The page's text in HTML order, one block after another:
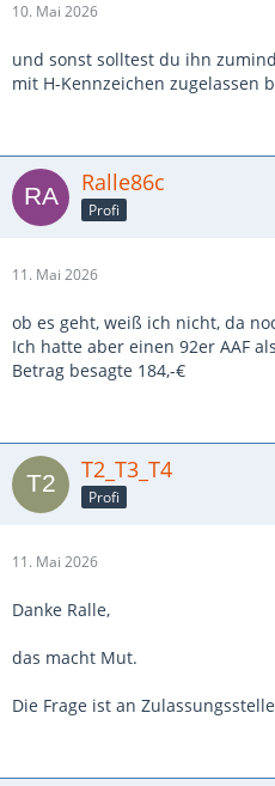
10. Mai 2026
und sonst solltest du ihn
mit H-Kennzeichen zugelassen
Ralle86c
Profi
11. Mai 2026
ob es geht, weiß ich nicht, da
Ich hatte aber einen 92er AAF
Betrag besagte 184,-€
T2_T3_T4
Profi
11. Mai 2026
Danke Ralle,
das macht Mut.
Die Frage ist an